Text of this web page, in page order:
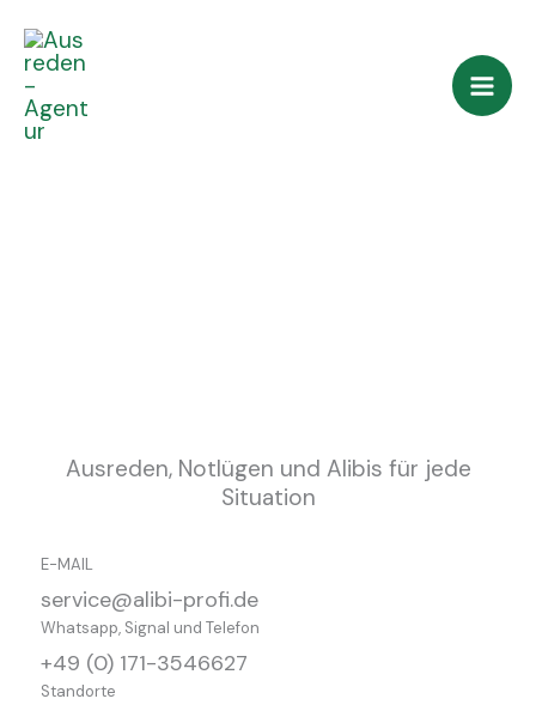
Inhalt
springen
Ausreden, Notlügen und Alibis für jede
Situation
E-MAIL
service@alibi-profi.de
Whatsapp, Signal und Telefon
+49 (0) 171-3546627
Standorte